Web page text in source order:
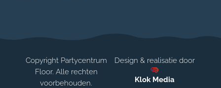
Copyright Partycentrum
Floor. Alle rechten
voorbehouden.
Design & realisatie door
Klok Media